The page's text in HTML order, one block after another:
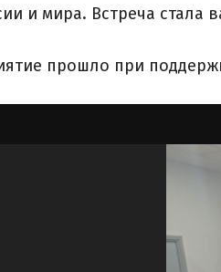
и мира. Встреча
прошло при